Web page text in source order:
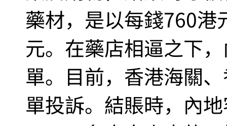
藥材，是以每錢760
元。在藥店相逼之下
單。目前，香港海關
單投訴。結賬時，內